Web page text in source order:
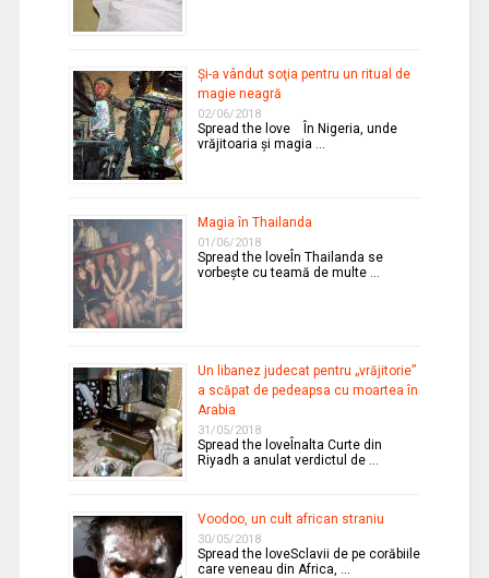
Şi-a vândut soţia pentru un ritual de
magie neagră
02/06/2018
Spread the love În Nigeria, unde
vrăjitoaria şi magia …
Magia în Thailanda
01/06/2018
Spread the loveÎn Thailanda se
vorbeşte cu teamă de multe …
Un libanez judecat pentru „vrăjitorie”
a scăpat de pedeapsa cu moartea în
Arabia
31/05/2018
Spread the loveÎnalta Curte din
Riyadh a anulat verdictul de …
Voodoo, un cult african straniu
30/05/2018
Spread the loveSclavii de pe corăbiile
care veneau din Africa, …